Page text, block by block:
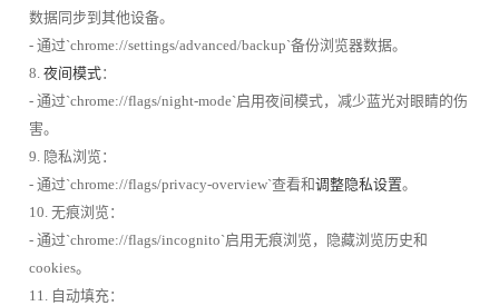
数据同步到其他设备。
- 通过`chrome://settings/advanced/backup`备份浏览器数据。
8. 夜间模式：
- 通过`chrome://flags/night-mode`启用夜间模式，减少蓝光对眼睛的伤
害。
9. 隐私浏览：
- 通过`chrome://flags/privacy-overview`查看和调整隐私设置。
10. 无痕浏览：
- 通过`chrome://flags/incognito`启用无痕浏览，隐藏浏览历史和
cookies。
11. 自动填充：